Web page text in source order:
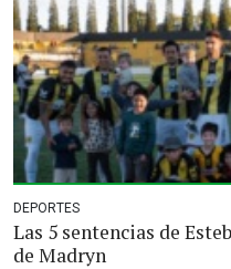
DEPORTES
Las 5 sentencias de
de Madryn